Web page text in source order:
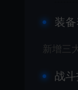
装
新增三
战